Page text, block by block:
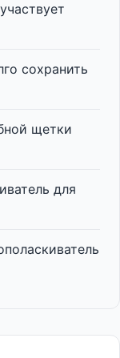
сохранить
щетки
для